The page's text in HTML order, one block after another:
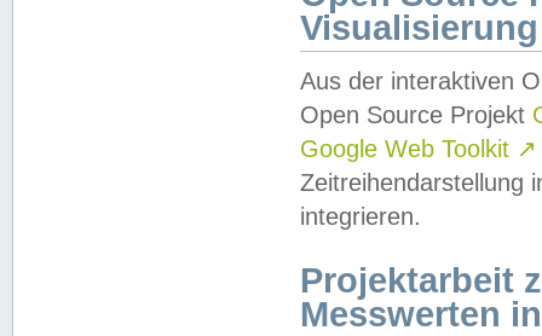
Visualisierung
Aus der interaktiven
Open Source Projekt
Google Web Toolkit ↗
Zeitreihendarstellung
integrieren.
Projektarbeit
Messwerten